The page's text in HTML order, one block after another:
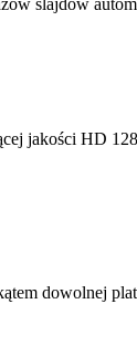
slajdów
jakości HD
dowolnej